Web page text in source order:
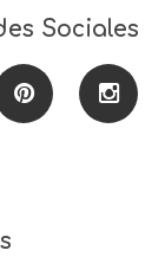
Sociales